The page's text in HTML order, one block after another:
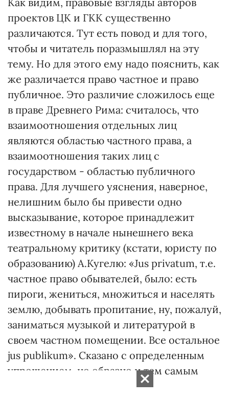
проектов ЦК и ГКК существенно
различаются. Тут есть повод и для того,
чтобы и читатель поразмышлял на эту
тему. Но для этого ему надо пояснить, как
же различается право частное и право
публичное. Это различие сложилось еще
в праве Древнего Рима: считалось, что
взаимоотношения отдельных лиц
являются областью частного права, а
взаимоотношения таких лиц с
государством - областью публичного
права. Для лучшего уяснения, наверное,
нелишним было бы привести одно
высказывание, которое принадлежит
известному в начале нынешнего века
театральному критику (кстати, юристу по
образованию) А.Кугелю: «Jus privatum, т.е.
частное право обывателей, было: есть
пироги, жениться, множиться и населять
землю, добывать пропитание, ну, пожалуй,
заниматься музыкой и литературой в
своем частном помещении. Все остальное
jus publikum». Сказано с определенным
упрощением, но образно и тем самым